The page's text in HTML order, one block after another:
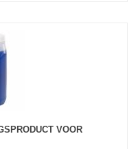
VOOR